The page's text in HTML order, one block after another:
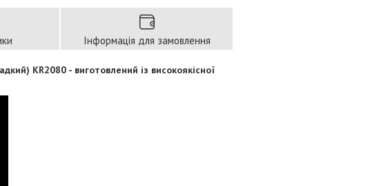
Інформація для замовлення
KR2080 - виготовлений із високоякісної